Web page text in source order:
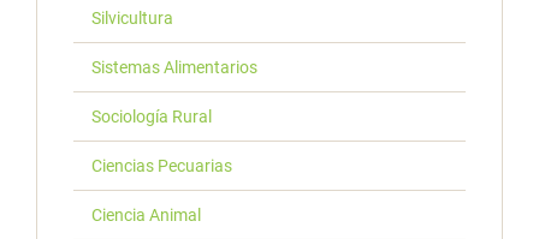
Silvicultura
Sistemas Alimentarios
Sociología Rural
Ciencias Pecuarias
Ciencia Animal